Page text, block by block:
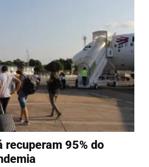
recuperam 95% do